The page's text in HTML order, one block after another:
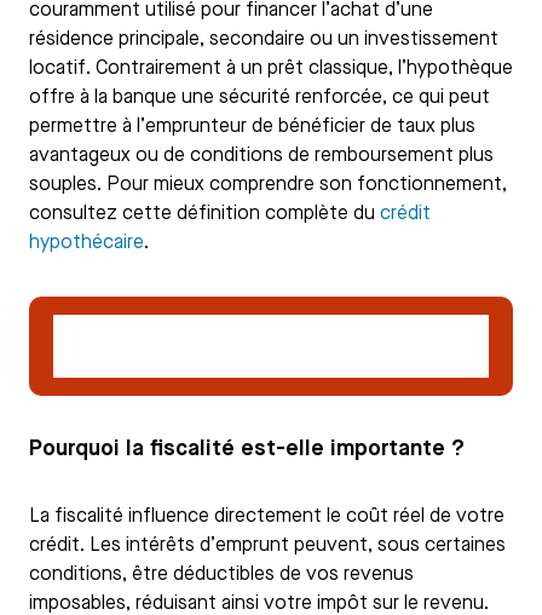
couramment utilisé pour financer l’achat d’une
résidence principale, secondaire ou un investissement
locatif. Contrairement à un prêt classique, l’hypothèque
offre à la banque une sécurité renforcée, ce qui peut
permettre à l’emprunteur de bénéficier de taux plus
avantageux ou de conditions de remboursement plus
souples. Pour mieux comprendre son fonctionnement,
consultez cette définition complète du crédit
hypothécaire.
Pourquoi la fiscalité est-elle importante ?
La fiscalité influence directement le coût réel de votre
crédit. Les intérêts d’emprunt peuvent, sous certaines
conditions, être déductibles de vos revenus
imposables, réduisant ainsi votre impôt sur le revenu.